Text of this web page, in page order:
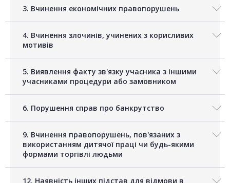
3. Вчинення економічних правопорушень
4. Вчинення злочинів, учинених з корисливих
мотивів
5. Виявлення факту зв'язку учасника з іншими
учасниками процедури або замовником
6. Порушення справ про банкрутство
9. Вчинення правопорушень, пов'язаних з
використанням дитячої праці чи будь-якими
формами торгівлі людьми
12. Наявність інших підстав для відмови в